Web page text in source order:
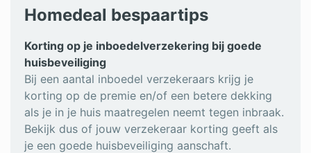
Homedeal bespaartips
Korting op je inboedelverzekering bij goede
huisbeveiliging
Bij een aantal inboedel verzekeraars krijg je
korting op de premie en/of een betere dekking
als je in je huis maatregelen neemt tegen inbraak.
Bekijk dus of jouw verzekeraar korting geeft als
je een goede huisbeveiliging aanschaft.